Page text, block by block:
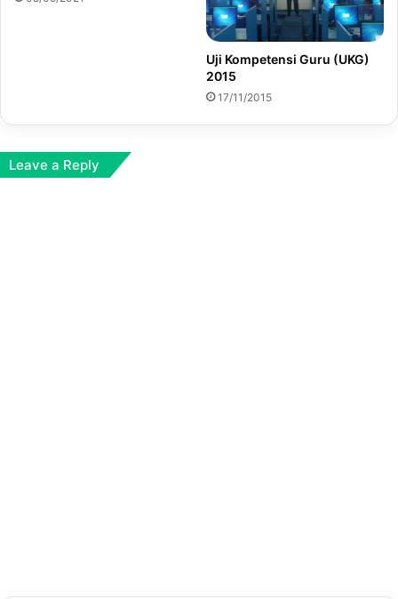
Uji Kompetensi Guru (UKG)
2015
17/11/2015
Leave a Reply